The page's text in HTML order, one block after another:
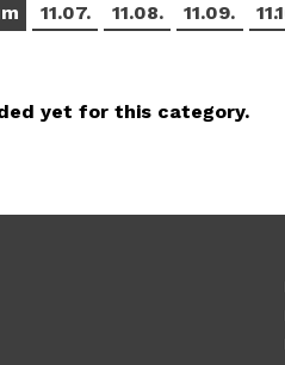
11.07. 11.08. 11.09.
yet for this category.